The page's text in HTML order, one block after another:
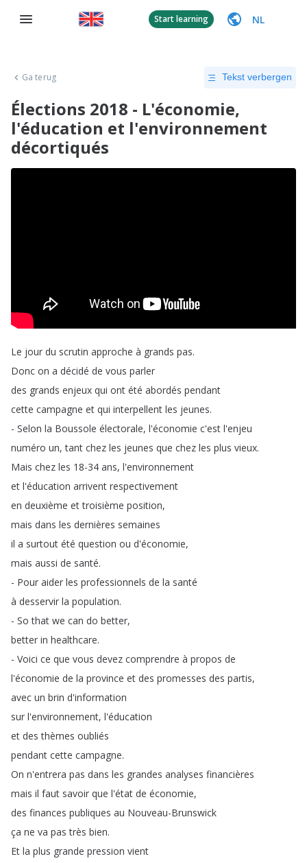
Start learning NL
Ga terug Tekst verbergen
Élections 2018 - L'économie,
l'éducation et l'environnement
décortiqués
Le jour du scrutin approche à grands pas.
Donc on a décidé de vous parler
des grands enjeux qui ont été abordés pendant
cette campagne et qui interpellent les jeunes.
- Selon la Boussole électorale, l'économie c'est l'enjeu
numéro un,tant chez les jeunes que chez les plus vieux.
Mais chez les 18-34 ans, l'environnement
et l'éducation arrivent respectivement
en deuxième et troisième position,
mais dans les dernières semaines
il a surtout été question ou d'économie,
mais aussi de santé.
- Pour aider les professionnels de la santé
à desservir la population.
- So that we can do better,
better in healthcare.
- Voici ce que vous devez comprendre à propos de
l'économie de la province et des promesses des partis,
avec un brin d'information
sur l'environnement, l'éducation
et des thèmes oubliés
pendant cette campagne.
On n'entrera pas dans les grandes analyses financières
mais il faut savoir que l'état de économie,
des finances publiques au Nouveau-Brunswick
ça ne va pas très bien.
Et la plus grande pression vient